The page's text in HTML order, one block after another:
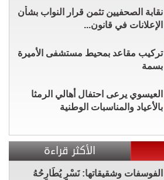
نقابة الصحفيين تثمن قرار النواب بشأن
الإعلانات في قانون...
تركيب مقاعد بمحيط مستشفى الأميرة
بسمة
العيسوي يرعى احتفال أهالي الرمثا
بالأعياد والمناسبات الوطنية
الأكثر قراءة
الفوسفات وشقيقاتها: نَسْرٍ يُطَارِحُهُ